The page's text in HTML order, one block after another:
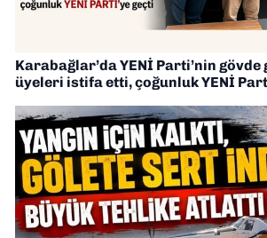
Karabağlar’da YENİ Parti’nin
üyeleri istifa etti, çoğunluk YENİ